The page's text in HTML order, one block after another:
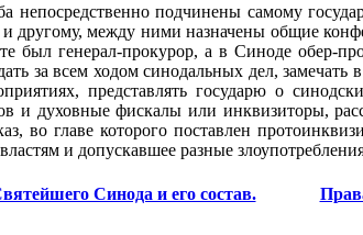
подчинены самому
другому, между ними назначены общие
был генерал-прокурор, а в Синоде обер-
за всем ходом синодальных дел,
представлять государю о
и духовные фискалы или инквизиторы,
во главе которого поставлен
и допускавшее разные
Синода и его состав.